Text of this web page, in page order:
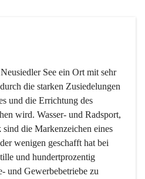
See ein Ort mit sehr
die starken Zusiedelungen
und die Errichtung des
wird. Wasser- und Radsport,
die Markenzeichen eines
wenigen geschafft hat bei
und hundertprozentig
und Gewerbebetriebe zu